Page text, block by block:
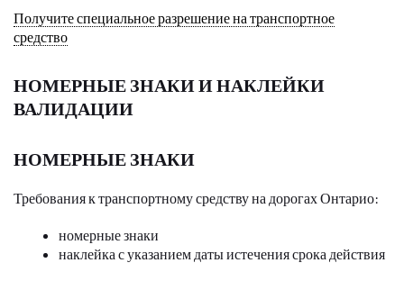
Получите специальное разрешение на транспортное
средство
НОМЕРНЫЕ ЗНАКИ И НАКЛЕЙКИ
ВАЛИДАЦИИ
НОМЕРНЫЕ ЗНАКИ
Требования к транспортному средству на дорогах Онтарио:
номерные знаки
наклейка с указанием даты истечения срока действия